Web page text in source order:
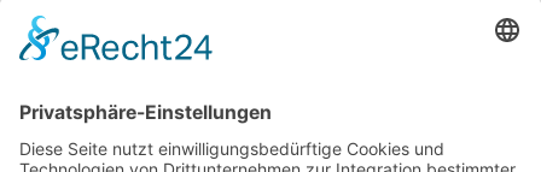
Marko Balen
Product Management / Marketing
Renusol Europe GmbH
Ettore-Bugatti-Str. 51
51149 Köln